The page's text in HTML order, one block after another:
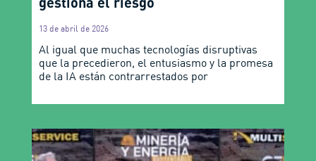
Minería y ciberseguridad en Chile:
desafíos, oportunidades y el papel
de Entelgy Security América
8 de diciembre de 2025
transformación acelerada. La digitalización,
sistemas